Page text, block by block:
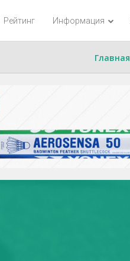
Рейтинг Информация
Главная